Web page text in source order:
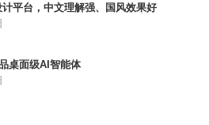
平台，中文理解强、国风效果好
桌面级AI智能体